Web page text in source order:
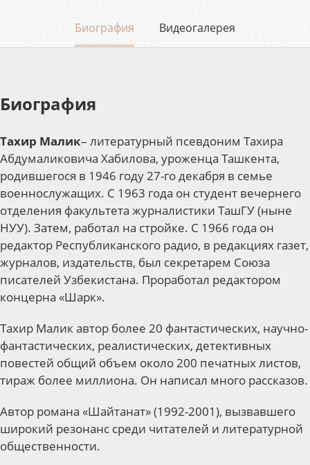
Биография Видеогалерея
Биография
Тахир Малик– литературный псевдоним Тахира
Абдумаликовича Хабилова, уроженца Ташкента,
родившегося в 1946 году 27-го декабря в семье
военнослужащих. С 1963 года он студент вечернего
отделения факультета журналистики ТашГУ (ныне
НУУ). Затем, работал на стройке. С 1966 года он
редактор Республиканского радио, в редакциях газет,
журналов, издательств, был секретарем Союза
писателей Узбекистана. Проработал редактором
концерна «Шарк».
Тахир Малик автор более 20 фантастических, научно-
фантастических, реалистических, детективных
повестей общий объем около 200 печатных листов,
тираж более миллиона. Он написал много рассказов.
Автор романа «Шайтанат» (1992-2001), вызвавшего
широкий резонанс среди читателей и литературной
общественности.